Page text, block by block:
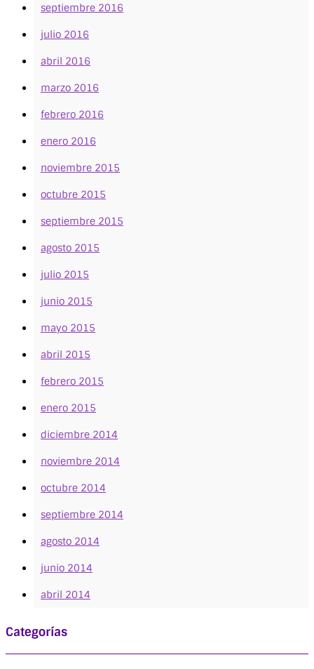
septiembre 2016
julio 2016
abril 2016
marzo 2016
febrero 2016
enero 2016
noviembre 2015
octubre 2015
septiembre 2015
agosto 2015
julio 2015
junio 2015
mayo 2015
abril 2015
febrero 2015
enero 2015
diciembre 2014
noviembre 2014
octubre 2014
septiembre 2014
agosto 2014
junio 2014
abril 2014
Categorías